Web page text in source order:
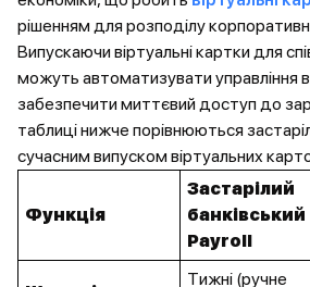
рішенням для розподілу
Випускаючи віртуальні картки для
можуть автоматизувати управління
забезпечити миттєвий доступ до
таблиці нижче порівнюються
сучасним випуском віртуальних
Функція
Застарілий
банківський
Payroll
Тижні (ручне